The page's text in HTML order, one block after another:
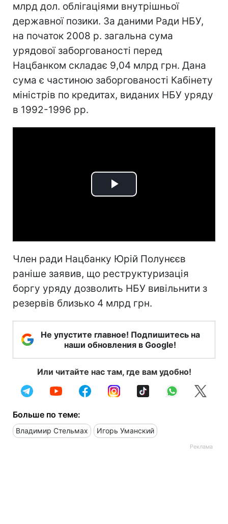
млрд дол. облігаціями внутрішньої
державної позики. За даними Ради НБУ,
на початок 2008 р. загальна сума
урядової заборгованості перед
Нацбанком складає 9,04 млрд грн. Дана
сума є частиною заборгованості Кабінету
міністрів по кредитах, виданих НБУ уряду
в 1992-1996 рр.
Play
Член ради Нацбанку Юрій Полунєєв
раніше заявив, що реструктуризація
боргу уряду дозволить НБУ вивільнити з
резервів близько 4 млрд грн.
Не упустите главное! Подпишитесь на
наши обновления в Google!
Или читайте нас там, где вам удобно!
Больше по теме:
Владимир Стельмах Игорь Уманский